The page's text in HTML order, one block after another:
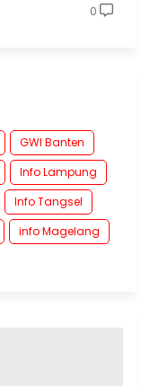
0
GWI Banten
Info Lampung
Info Tangsel
info Magelang